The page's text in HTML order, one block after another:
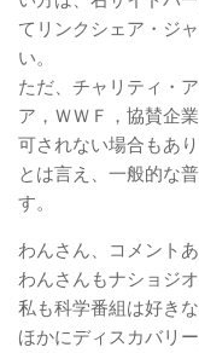
てリンクシェア・ジ
い。
ただ、チャリティ・
ア，ＷＷＦ，協賛企
可されない場合もあ
とは言え、一般的な
す。
わんさん、コメント
わんさんもナショジ
私も科学番組は好き
ほかにディスカバリ